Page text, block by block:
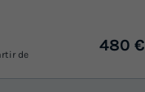
de
480 €